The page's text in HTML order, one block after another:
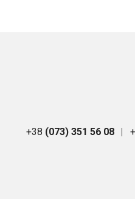
+38 (073) 351 56 08